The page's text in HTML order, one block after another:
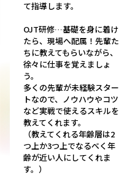
て指導します。
OJT研修…基礎を身に着け
たら、現場へ配属！先輩た
ちに教えてもらいながら、
徐々に仕事を覚えましょ
う。
多くの先輩が未経験スター
トなので、ノウハウやコツ
など実戦で使えるスキルを
教えてくれます。
（教えてくれる年齢層は2
つ上か3つ上でなるべく年
齢が近い人にしてくれま
す。）